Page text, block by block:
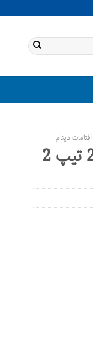
آفتامات دینام